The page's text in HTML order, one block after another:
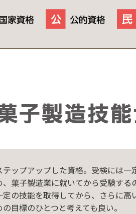
ップアップした資格。受検には一
菓子製造業に就いてから受験する
の技能を取得してから、さらに高
目標のひとつと考えても良い。